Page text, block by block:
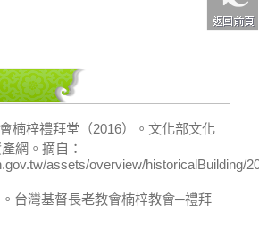
楠梓禮拜堂（2016）。文化部文化
網。摘自：
assets/overview/historicalBuilding/
台灣基督長老教會楠梓教會─禮拜